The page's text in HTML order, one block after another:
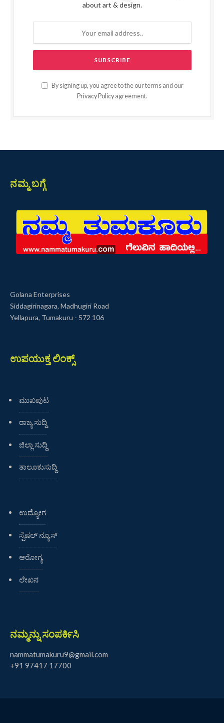
about art & design.
By signing up, you agree to the our terms and our
Privacy Policy agreement.
ನಮ್ಮ ಬಗ್ಗೆ
Golana Enterprises
Siddagirinagara, Madhugiri Road
Yellapura, Tumakuru - 572 106
ಉಪಯುಕ್ತ ಲಿಂಕ್ಸ್
ಮುಖಪುಟ
ರಾಜ್ಯ ಸುದ್ದಿ
ಜಿಲ್ಲಾ ಸುದ್ದಿ
ತಾಲೂಕುಸುದ್ದಿ
ಉದ್ಯೋಗ
ಸ್ಪೆಷಲ್ ನ್ಯೂಸ್
ಆರೋಗ್ಯ
ಲೇಖನ
ನಮ್ಮನ್ನು ಸಂಪರ್ಕಿಸಿ
nammatumakuru9@gmail.com
+91 97417 17700